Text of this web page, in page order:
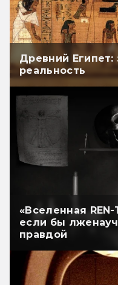
Древний
реальность
«Вселенная
если бы
правдой